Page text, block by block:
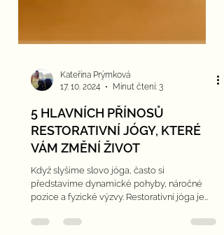
Kateřina Prýmková
17. 10. 2024
Minut čtení: 3
5 HLAVNÍCH PŘÍNOSŮ
RESTORATIVNÍ JÓGY, KTERÉ
VÁM ZMĚNÍ ŽIVOT
Když slyšíme slovo jóga, často si